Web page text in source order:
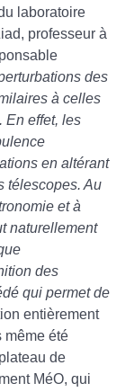
laboratoire
professeur à
des
à celles
En effet, les
en altérant
télescopes. Au
et à
naturellement
des
qui permet de
entièrement
même été
de
MéO, qui